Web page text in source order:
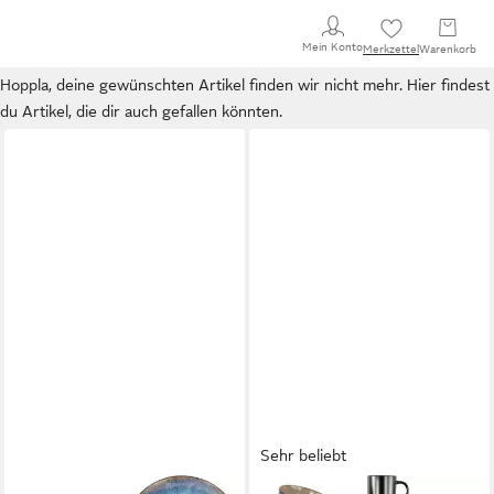
Mein KontoMerkzettel Warenkorb
Hoppla, deine gewünschten Artikel finden wir nicht mehr. Hier findest
du Artikel, die dir auch gefallen könnten.
Sehr beliebt